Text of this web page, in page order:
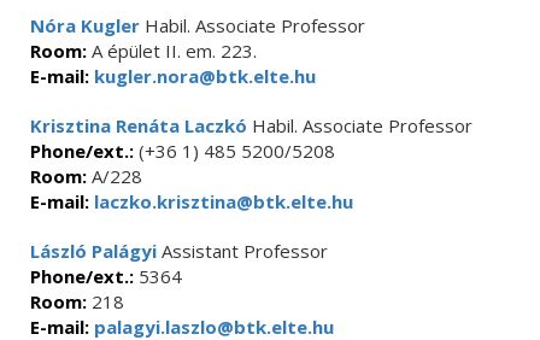
Nóra Kugler Habil. Associate Professor
Room: A épület II. em. 223.
E-mail: kugler.nora@btk.elte.hu
Krisztina Renáta Laczkó Habil. Associate Professor
Phone/ext.: (+36 1) 485 5200/5208
Room: A/228
E-mail: laczko.krisztina@btk.elte.hu
László Palágyi Assistant Professor
Phone/ext.: 5364
Room: 218
E-mail: palagyi.laszlo@btk.elte.hu